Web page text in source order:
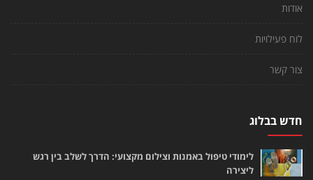
אודות
לוח פעילויות
צור קשר
חדש בבלוג
לימודי טיפול באמנות וצילום מקצועי: הדרך לשלב בין רגש
ליצירה